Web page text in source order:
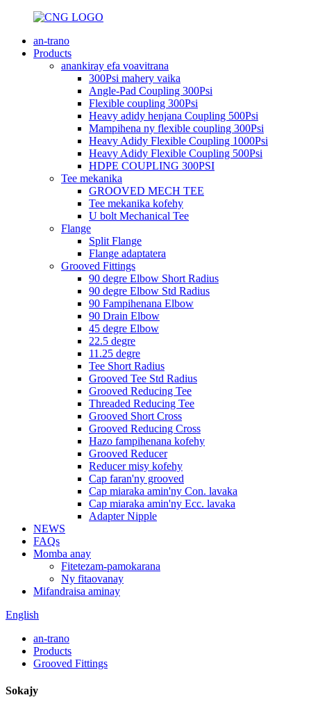
an-trano
Products
anankiray efa voavitrana
300Psi mahery vaika
Angle-Pad Coupling 300Psi
Flexible coupling 300Psi
Heavy adidy henjana Coupling 500Psi
Mampihena ny flexible coupling 300Psi
Heavy Adidy Flexible Coupling 1000Psi
Heavy Adidy Flexible Coupling 500Psi
HDPE COUPLING 300PSI
Tee mekanika
GROOVED MECH TEE
Tee mekanika kofehy
U bolt Mechanical Tee
Flange
Split Flange
Flange adaptatera
Grooved Fittings
90 degre Elbow Short Radius
90 degre Elbow Std Radius
90 Fampihenana Elbow
90 Drain Elbow
45 degre Elbow
22.5 degre
11.25 degre
Tee Short Radius
Grooved Tee Std Radius
Grooved Reducing Tee
Threaded Reducing Tee
Grooved Short Cross
Grooved Reducing Cross
Hazo fampihenana kofehy
Grooved Reducer
Reducer misy kofehy
Cap faran'ny grooved
Cap miaraka amin'ny Con. lavaka
Cap miaraka amin'ny Ecc. lavaka
Adapter Nipple
NEWS
FAQs
Momba anay
Fitetezam-pamokarana
Ny fitaovanay
Mifandraisa aminay
English
an-trano
Products
Grooved Fittings
Sokajy